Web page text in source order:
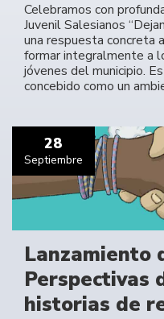
Celebramos con
Juvenil Salesianos
una respuesta concreta
formar integralmente a
jóvenes del municipio.
concebido como un
28
Septiembre
Lanzamiento
Perspectivas
historias de